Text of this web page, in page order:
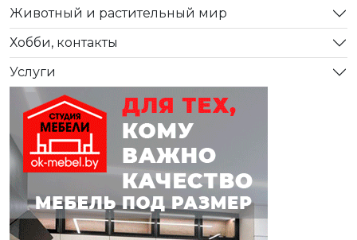
Животный и растительный мир
Хобби, контакты
Услуги